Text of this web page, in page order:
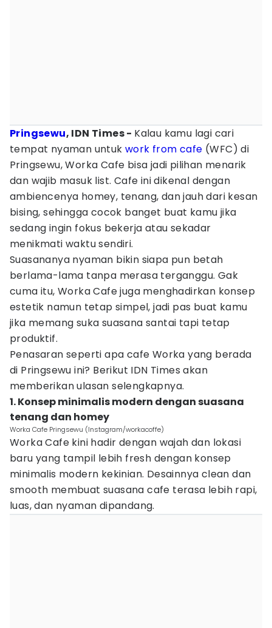
Pringsewu, IDN Times - Kalau kamu lagi cari
tempat nyaman untuk work from cafe (WFC) di
Pringsewu, Worka Cafe bisa jadi pilihan menarik
dan wajib masuk list. Cafe ini dikenal dengan
ambiencenya homey, tenang, dan jauh dari kesan
bising, sehingga cocok banget buat kamu jika
sedang ingin fokus bekerja atau sekadar
menikmati waktu sendiri.
Suasananya nyaman bikin siapa pun betah
berlama-lama tanpa merasa terganggu. Gak
cuma itu, Worka Cafe juga menghadirkan konsep
estetik namun tetap simpel, jadi pas buat kamu
jika memang suka suasana santai tapi tetap
produktif.
Penasaran seperti apa cafe Worka yang berada
di Pringsewu ini? Berikut IDN Times akan
memberikan ulasan selengkapnya.
1. Konsep minimalis modern dengan suasana
tenang dan homey
Worka Cafe Pringsewu (Instagram/workacoffe)
Worka Cafe kini hadir dengan wajah dan lokasi
baru yang tampil lebih fresh dengan konsep
minimalis modern kekinian. Desainnya clean dan
smooth membuat suasana cafe terasa lebih rapi,
luas, dan nyaman dipandang.